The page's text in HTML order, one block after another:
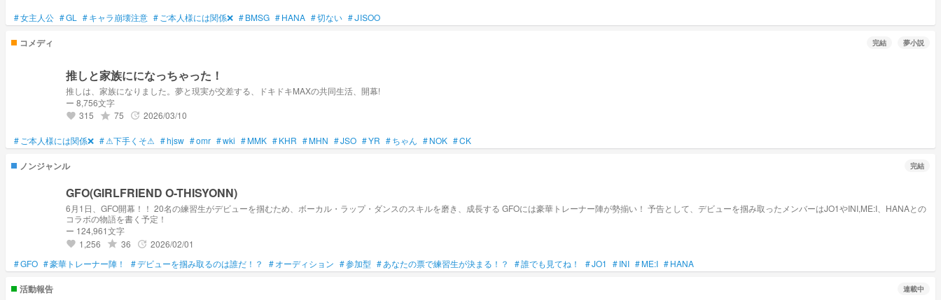
#女主人公 #GL #キャラ崩壊注意 # ご本人様には関係❌ #BMSG #HANA #切ない #ᒍIՏOO
コメディ 完結 夢小説
推しと家族にになっちゃった！
推しは、家族になりました。夢と現実が交差する、ドキドキMAXの共同生活、開幕!
ー 8,756文字
favorite 315 grade 75 update 2026/03/10
# ご本人様には関係❌ #⚠下手くそ⚠ #hjsw #omr #wki #MMK #KHR #MHN #JSO #YR #ちゃん #NOK #CK
ノンジャンル 完結
GFO(GIRLFRIEND O-THISYONN)
6月1日、GFO開幕！！ 20名の練習生がデビューを掴むため、ボーカル・ラップ・ダンスのスキルを磨き、成長する GFOには豪華トレーナー陣が勢揃い！ 予告として、デビューを掴み取ったメンバーはJO1やINI,ME:I、HANAとの
コラボの物語を書く予定！
ー 124,961文字
favorite 1,256 grade 36 update 2026/02/01
#GFO #豪華トレーナー陣！ #デビューを掴み取るのは誰だ！？ #オーディション #参加型 #あなたの票で練習生が決まる！？ #誰でも見てね！ #JO1 #INI #ME:I #HANA
活動報告 連載中